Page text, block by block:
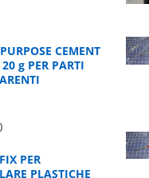
CEMENT
g PER PARTI
PER
PLASTICHE